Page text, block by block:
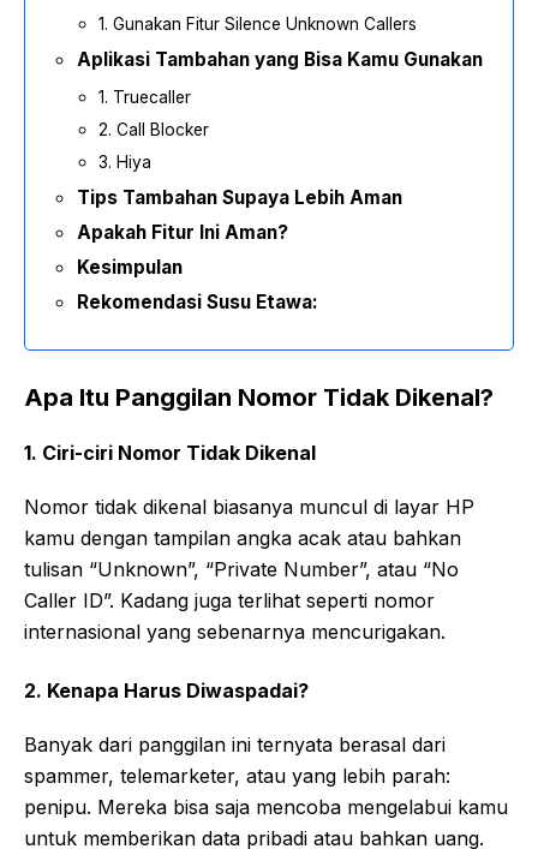
1. Gunakan Fitur Silence Unknown Callers
Aplikasi Tambahan yang Bisa Kamu Gunakan
1. Truecaller
2. Call Blocker
3. Hiya
Tips Tambahan Supaya Lebih Aman
Apakah Fitur Ini Aman?
Kesimpulan
Rekomendasi Susu Etawa:
Apa Itu Panggilan Nomor Tidak Dikenal?
1. Ciri-ciri Nomor Tidak Dikenal
Nomor tidak dikenal biasanya muncul di layar HP
kamu dengan tampilan angka acak atau bahkan
tulisan “Unknown”, “Private Number”, atau “No
Caller ID”. Kadang juga terlihat seperti nomor
internasional yang sebenarnya mencurigakan.
2. Kenapa Harus Diwaspadai?
Banyak dari panggilan ini ternyata berasal dari
spammer, telemarketer, atau yang lebih parah:
penipu. Mereka bisa saja mencoba mengelabui kamu
untuk memberikan data pribadi atau bahkan uang.